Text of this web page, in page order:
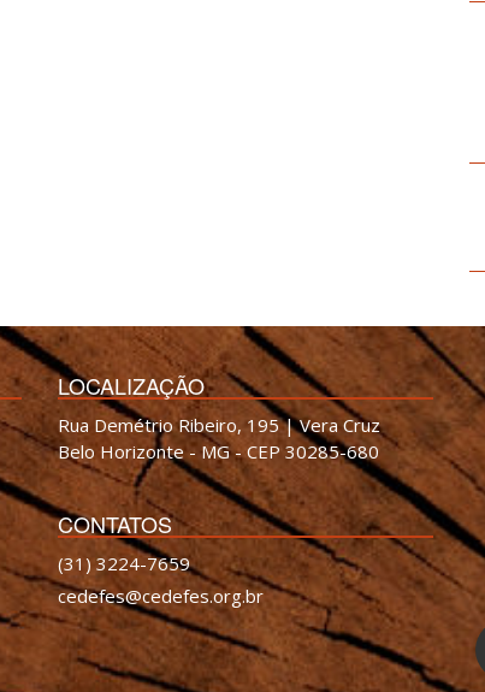
LOCALIZAÇÃO
Rua Demétrio Ribeiro, 195 | Vera Cruz
Belo Horizonte - MG - CEP 30285-680
CONTATOS
(31) 3224-7659
cedefes@cedefes.org.br